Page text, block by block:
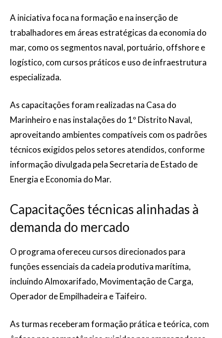
A iniciativa foca na formação e na inserção de
trabalhadores em áreas estratégicas da economia do
mar, como os segmentos naval, portuário, offshore e
logístico, com cursos práticos e uso de infraestrutura
especializada.
As capacitações foram realizadas na Casa do
Marinheiro e nas instalações do 1º Distrito Naval,
aproveitando ambientes compatíveis com os padrões
técnicos exigidos pelos setores atendidos, conforme
informação divulgada pela Secretaria de Estado de
Energia e Economia do Mar.
Capacitações técnicas alinhadas à
demanda do mercado
O programa ofereceu cursos direcionados para
funções essenciais da cadeia produtiva marítima,
incluindo Almoxarifado, Movimentação de Carga,
Operador de Empilhadeira e Taifeiro.
As turmas receberam formação prática e teórica, com